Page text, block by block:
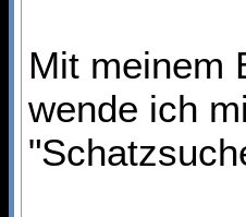
Mit meinem
wende ich